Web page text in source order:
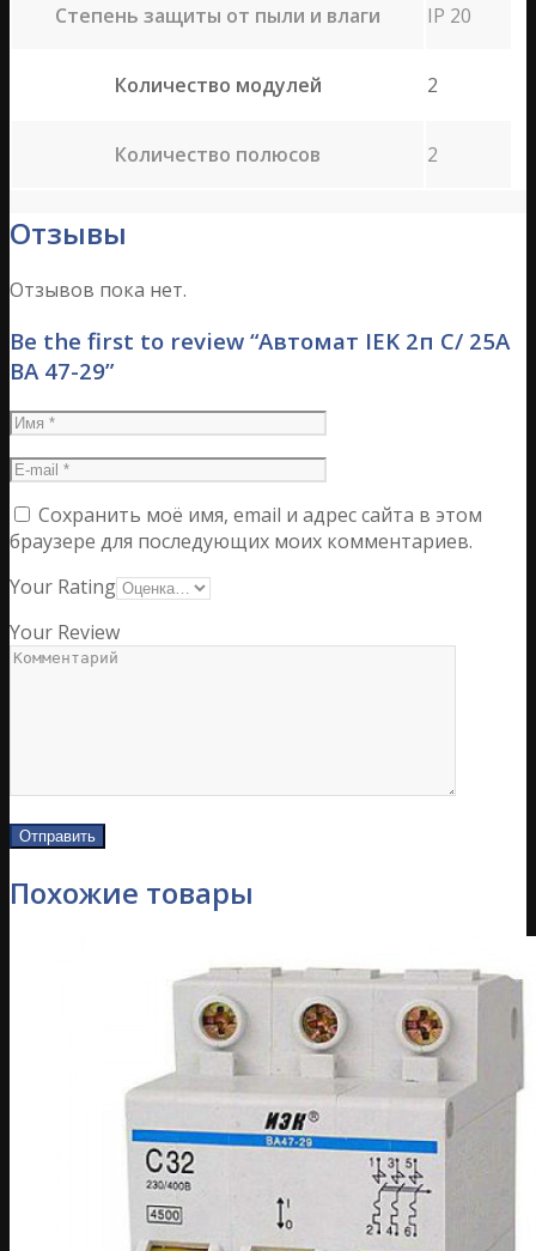
Степень защиты от пыли и влаги IP 20
Количество модулей 2
Количество полюсов 2
Отзывы
Отзывов пока нет.
Be the first to review “Автомат IEK 2п C/ 25А
ВА 47-29”
Сохранить моё имя, email и адрес сайта в этом
браузере для последующих моих комментариев.
Your Rating
Your Review
Похожие товары